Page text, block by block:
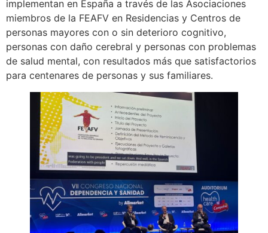
implementan en España a través de las Asociaciones
miembros de la FEAFV en Residencias y Centros de
personas mayores con o sin deterioro cognitivo,
personas con daño cerebral y personas con problemas
de salud mental, con resultados más que satisfactorios
para centenares de personas y sus familiares.